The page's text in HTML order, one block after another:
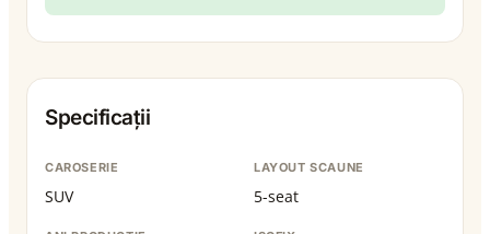
Specificații
CAROSERIE
SUV
LAYOUT SCAUNE
5-seat